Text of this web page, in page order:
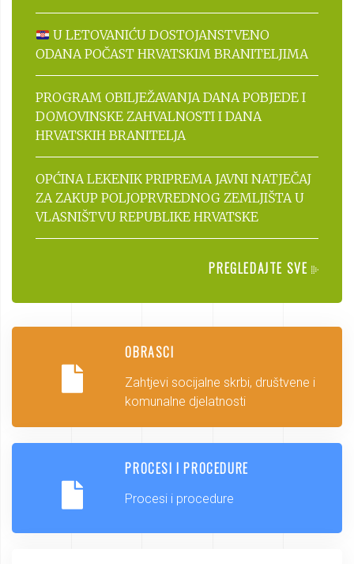
U LETOVANIĆU DOSTOJANSTVENO
ODANA POČAST HRVATSKIM BRANITELJIMA
PROGRAM OBILJEŽAVANJA DANA POBJEDE I
DOMOVINSKE ZAHVALNOSTI I DANA
HRVATSKIH BRANITELJA
OPĆINA LEKENIK PRIPREMA JAVNI NATJEČAJ
ZA ZAKUP POLJOPRVREDNOG ZEMLJIŠTA U
VLASNIŠTVU REPUBLIKE HRVATSKE
PREGLEDAJTE SVE
OBRASCI
Zahtjevi socijalne skrbi, društvene i
komunalne djelatnosti
PROCESI I PROCEDURE
Procesi i procedure